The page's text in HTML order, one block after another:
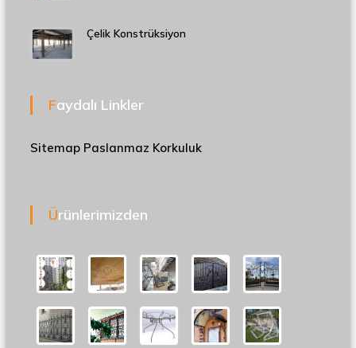
Çelik Konstrüksiyon
Faydalı Linkler
Sitemap Paslanmaz Korkuluk
Ürünlerimizden